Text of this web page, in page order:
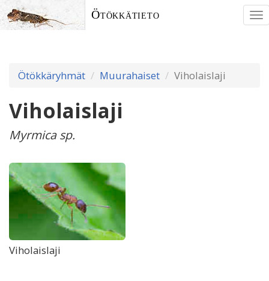
Ötökkätieto
Ötökkäryhmät Muurahaiset Viholaislaji
Viholaislaji
Myrmica sp.
Viholaislaji